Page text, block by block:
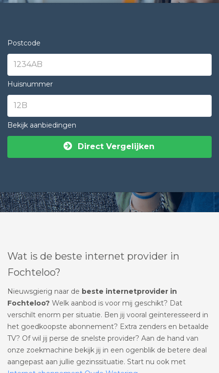
Postcode
Huisnummer
Bekijk aanbiedingen
Direct Vergelijken
Wat is de beste internet provider in
Fochteloo?
Nieuwsgierig naar de beste internetprovider in
Fochteloo? Welk aanbod is voor mij geschikt? Dat
verschilt enorm per situatie. Ben jij vooral geïnteresseerd in
het goedkoopste abonnement? Extra zenders en betaalde
TV? Of wil jij perse de snelste provider? Aan de hand van
onze zoekmachine bekijk jij in een ogenblik de betere deal
aangepast aan jullie gezinssituatie. Start nu ook met